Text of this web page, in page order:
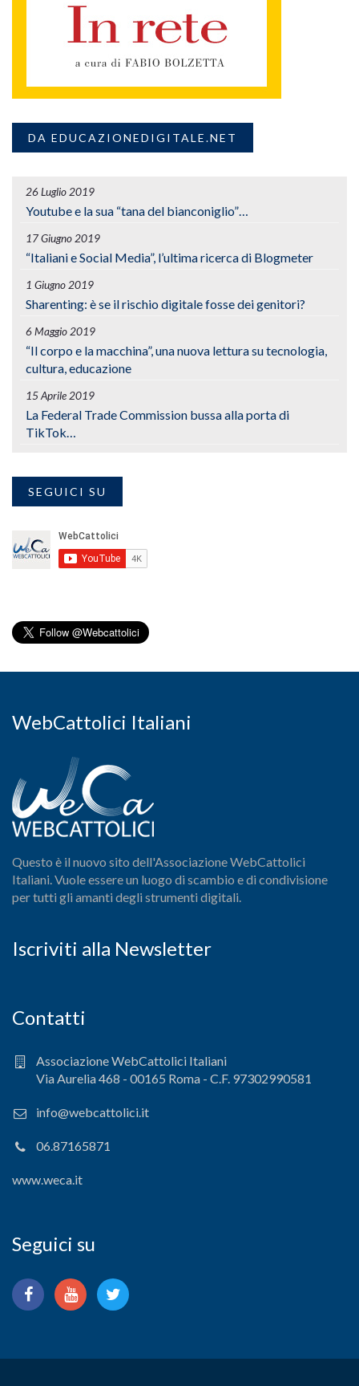
DA EDUCAZIONEDIGITALE.NET
26 Luglio 2019
Youtube e la sua “tana del bianconiglio”…
17 Giugno 2019
“Italiani e Social Media”, l’ultima ricerca di Blogmeter
1 Giugno 2019
Sharenting: è se il rischio digitale fosse dei genitori?
6 Maggio 2019
“Il corpo e la macchina”, una nuova lettura su tecnologia,
cultura, educazione
15 Aprile 2019
La Federal Trade Commission bussa alla porta di
TikTok…
SEGUICI SU
WebCattolici Italiani
Questo è il nuovo sito dell'Associazione WebCattolici
Italiani. Vuole essere un luogo di scambio e di condivisione
per tutti gli amanti degli strumenti digitali.
Iscriviti alla Newsletter
Contatti
Associazione WebCattolici Italiani
Via Aurelia 468 - 00165 Roma - C.F. 97302990581
info@webcattolici.it
06.87165871
www.weca.it
Seguici su